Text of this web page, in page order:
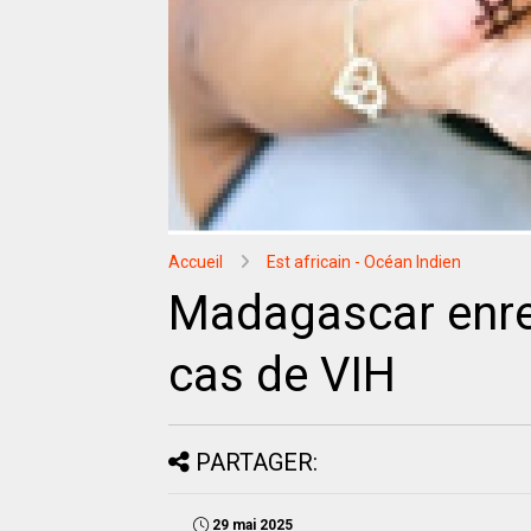
Accueil Est africain - Océan Indien
Madagascar
cas de VIH
PARTAGER:
29 mai 2025